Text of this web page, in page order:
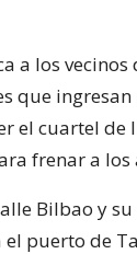
a los vecinos
que ingresan
el cuartel de
frenar a los
Bilbao y
puerto de